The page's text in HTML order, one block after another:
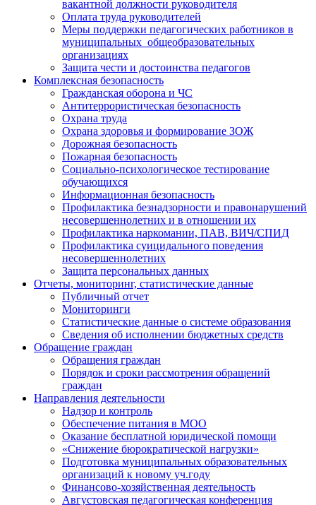
вакантной должности руководителя
Оплата труда руководителей
Меры поддержки педагогических работников в
муниципальных общеобразовательных
организациях
Защита чести и достоинства педагогов
Комплексная безопасность
Гражданская оборона и ЧС
Антитеррористическая безопасность
Охрана труда
Охрана здоровья и формирование ЗОЖ
Дорожная безопасность
Пожарная безопасность
Социально-психологическое тестирование
обучающихся
Информационная безопасность
Профилактика безнадзорности и правонарушений
несовершеннолетних и в отношении их
Профилактика наркомании, ПАВ, ВИЧ/СПИД
Профилактика суицидального поведения
несовершеннолетних
Защита персональных данных
Отчеты, мониторинг, статистические данные
Публичный отчет
Мониторинги
Статистические данные о системе образования
Сведения об исполнении бюджетных средств
Обращение граждан
Обращения граждан
Порядок и сроки рассмотрения обращений
граждан
Направления деятельности
Надзор и контроль
Обеспечение питания в МОО
Оказание бесплатной юридической помощи
«Снижение бюрократической нагрузки»
Подготовка муниципальных образовательных
организаций к новому уч.году
Финансово-хозяйственная деятельность
Августовская педагогическая конференция